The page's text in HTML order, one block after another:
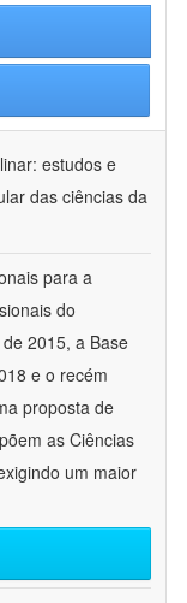
estudos e
das ciências da
para a
do
2015, a Base
e o recém
proposta de
as Ciências
um maior